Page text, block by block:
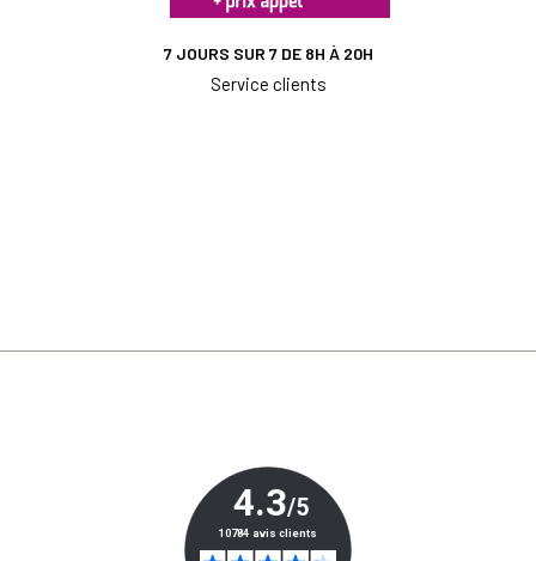
7 JOURS SUR 7 DE 8H À 20H
Service clients